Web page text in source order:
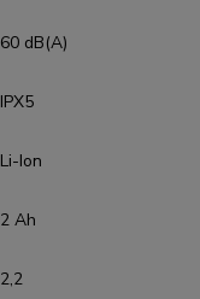
60 dB(A)
IPX5
Li-Ion
2 Ah
2,2